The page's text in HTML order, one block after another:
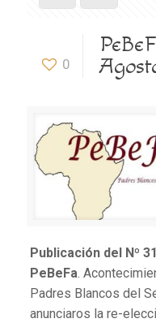
0
Publicación del Nº
PeBeFa.
Padres Blancos del
anunciaros la re-